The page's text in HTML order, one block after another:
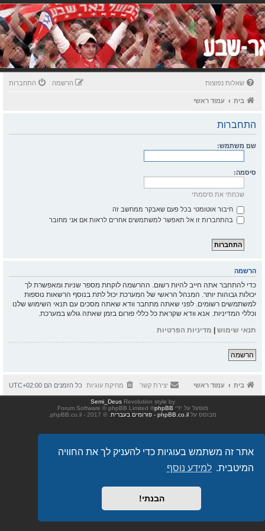
אתר זה משתמש בעוגיות כדי להעניק לך את החוויה
המיטבית. למידע נוסף
הבנתי!
שאלות נפוצות התחברות הרשמה
בית עמוד ראשי
התחברות
שם משתמש:
סיסמה:
שכחתי את סיסמתי
חיבור אוטומטי בכל פעם שאבקר ממחשב זה
בהתחברות זו אל תאפשר למשתמשים אחרים לראות אם אני מחובר
הרשמה
כדי להתחבר אתה חייב להיות רשום. ההרשמה לוקחת מספר שניות ומאפשרת לך
יכולות גבוהות יותר. המנהל הראשי של המערכת יכול לתת בנוסף הרשאות נוספות
למשתמשים רשומים. לפני שאתה מתחבר וודא שאתה מסכים עם תנאי השימוש שלנו
וכללי המדיניות. אנא וודא שקראת כל כללי פורום בזמן שאתה גולש במערכת.
תנאי שימוש | מדיניות הפרטיות
הרשמה
בית עמוד ראשי כל הזמנים הם UTC+02:00 מחיקת עוגיות יצירת קשר
Revolution style by
Semi_Deus
מופעל על ידי phpBB
® Forum Software © phpBB Limited
מבוסס על phpBB.co.il - פורומים בעברית . © 2017 - phpBB.co.il.